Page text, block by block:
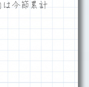
今節累計